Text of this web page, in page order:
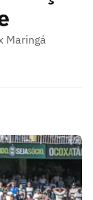
Maringá